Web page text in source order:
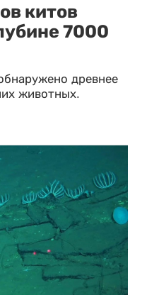
китов
7000
древнее
животных.